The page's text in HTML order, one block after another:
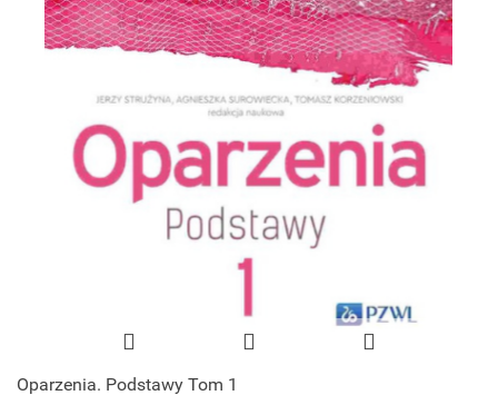
Oparzenia. Podstawy Tom 1